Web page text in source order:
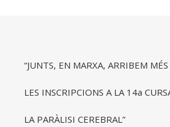
“JUNTS, EN MARXA, ARRIBEM
LES INSCRIPCIONS A LA 14a
LA PARÀLISI CEREBRAL”